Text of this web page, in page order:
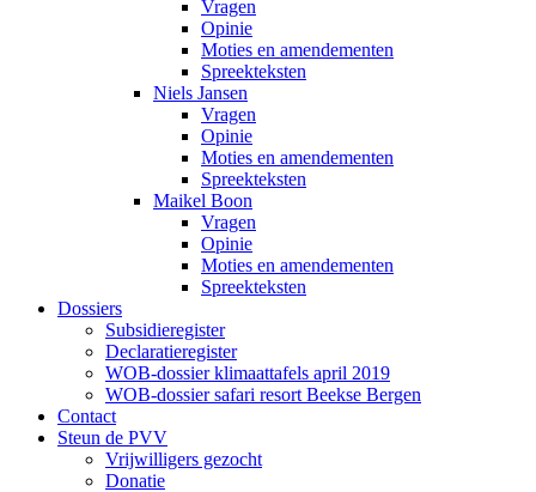
Vragen
Opinie
Moties en amendementen
Spreekteksten
Niels Jansen
Vragen
Opinie
Moties en amendementen
Spreekteksten
Maikel Boon
Vragen
Opinie
Moties en amendementen
Spreekteksten
Dossiers
Subsidieregister
Declaratieregister
WOB-dossier klimaattafels april 2019
WOB-dossier safari resort Beekse Bergen
Contact
Steun de PVV
Vrijwilligers gezocht
Donatie